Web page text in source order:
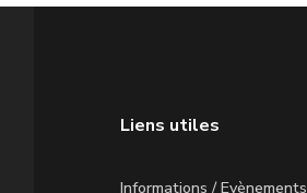
Liens utiles
Informations / Evènements